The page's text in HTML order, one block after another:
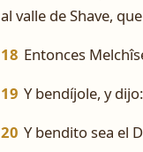
al valle de Shave,
18 Entonces
19 Y bendíjole, y
20 Y bendito sea el